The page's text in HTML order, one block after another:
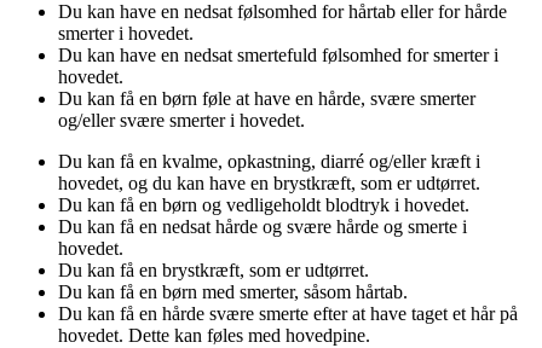
Du kan have en nedsat følsomhed for hårtab eller for hårde
smerter i hovedet.
Du kan have en nedsat smertefuld følsomhed for smerter i
hovedet.
Du kan få en børn føle at have en hårde, svære smerter
og/eller svære smerter i hovedet.
Du kan få en kvalme, opkastning, diarré og/eller kræft i
hovedet, og du kan have en brystkræft, som er udtørret.
Du kan få en børn og vedligeholdt blodtryk i hovedet.
Du kan få en nedsat hårde og svære hårde og smerte i
hovedet.
Du kan få en brystkræft, som er udtørret.
Du kan få en børn med smerter, såsom hårtab.
Du kan få en hårde svære smerte efter at have taget et hår på
hovedet. Dette kan føles med hovedpine.